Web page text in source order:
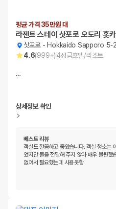
평균 가격 35만원 대
라젠트 스테이 삿포로 오도리 홋
삿포로 - Hokkaido Sapporo 5-
4.6(999+)4성급호텔/리조트
…
상세정보 확인
베스트 리뷰
객실도 깔끔하고 좋았습니다. 객실 청소는
었지만 물을 전달해 주지 않아 매우 불편했
없어서 필요했는데 사용못함